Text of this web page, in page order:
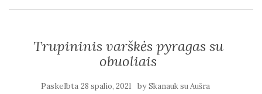
Trupininis varškės pyragas su
obuoliais
Paskelbta 28 spalio, 2021 bySkanauk su Aušra